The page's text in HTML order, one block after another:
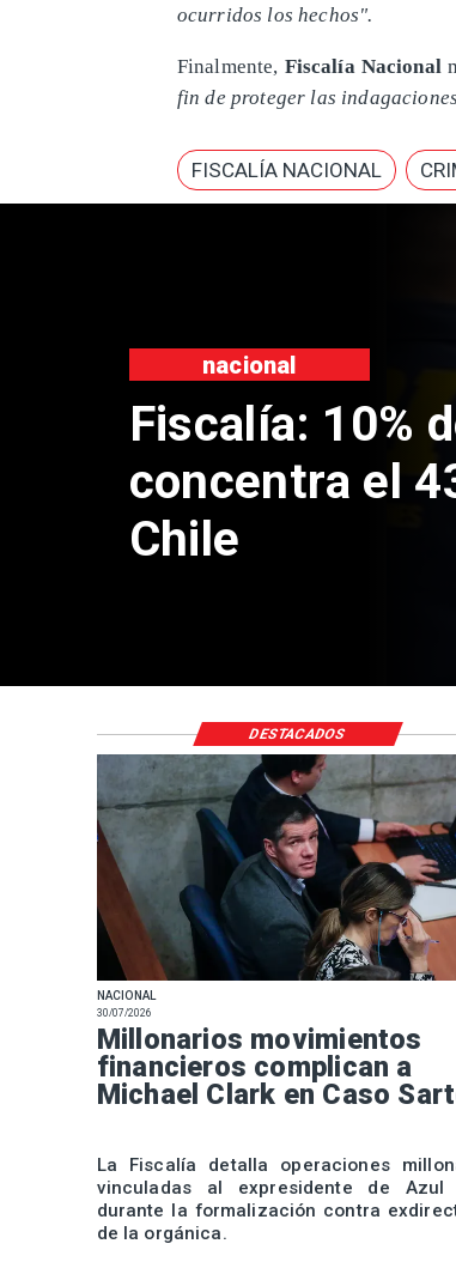
ocurridos los hechos".
Finalmente, Fiscalía Nacional
fin de proteger las
FISCALÍA NACIONAL
Millonarios
financieros
Clark en Caso
nacional
NACIONAL
30/07/2026
Millonarios movimientos
financieros complican a
Michael Clark en Caso
La Fiscalía detalla operaciones
vinculadas al expresidente de Azul
durante la formalización contra
de la orgánica.
DESTACADOS